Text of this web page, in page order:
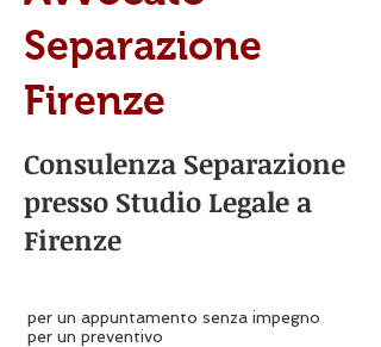
Separazione
Firenze
Consulenza Separazione
presso Studio Legale a
Firenze
per un appuntamento senza impegno
per un preventivo